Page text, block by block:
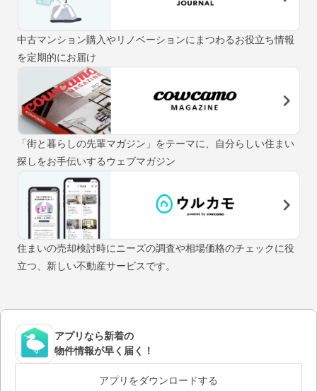
中古マンション購入やリノベーションにまつわるお役立ち情報
を定期的にお届け
「街と暮らしの先輩マガジン」をテーマに、自分らしい住まい
探しをお手伝いするウェブマガジン
住まいの売却検討時にニーズの調査や相場価格のチェックに役
立つ、新しい不動産サービスです。
アプリなら新着の
物件情報が早く届く！
アプリをダウンロードする